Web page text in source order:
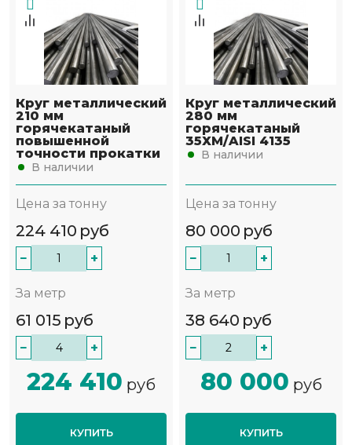
Круг металлический
210 мм
горячекатаный
повышенной
точности прокатки
В наличии
Цена за тонну
224 410 руб
− +
За метр
61 015 руб
− +
224 410 руб
КУПИТЬ
Круг металлический
280 мм
горячекатаный
35ХМ/AISI 4135
В наличии
Цена за тонну
80 000 руб
− +
За метр
38 640 руб
− +
80 000 руб
КУПИТЬ